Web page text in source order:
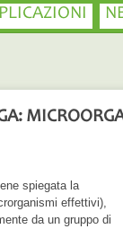
spiegata la
effettivi),
da un gruppo di